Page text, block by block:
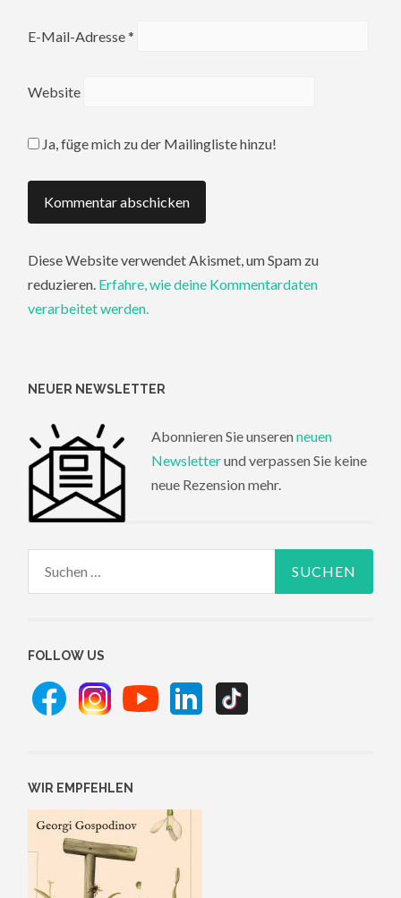
E-Mail-Adresse*
Website
Ja, füge mich zu der Mailingliste hinzu!
Diese Website verwendet Akismet, um Spam zu
reduzieren. Erfahre, wie deine Kommentardaten
verarbeitet werden.
NEUER NEWSLETTER
Abonnieren Sie unseren neuen
Newsletterund verpassen Sie keine
neue Rezension mehr.
FOLLOW US
WIR EMPFEHLEN